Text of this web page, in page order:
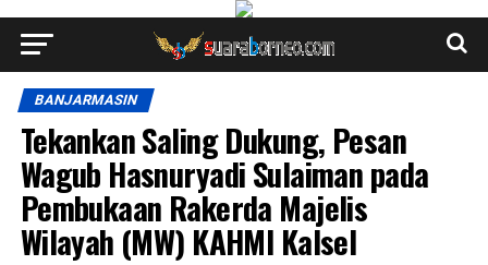
BANJARMASIN
Tekankan Saling Dukung, Pesan
Wagub Hasnuryadi Sulaiman pada
Pembukaan Rakerda Majelis
Wilayah (MW) KAHMI Kalsel